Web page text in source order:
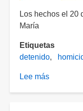
Los hechos el 20
María
Etiquetas
detenido
Lee más